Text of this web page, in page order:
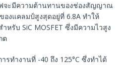
จะมีความต้านทานของช่องสัญญาณ
งแคลมป์สูงสุดอยู่ที่ 6.8A ทำให้
หรับ SiC MOSFET ซึ่งมีความไวสูง
ต
ทำงานที่ -40 ถึง 125°C ซึ่งทำได้